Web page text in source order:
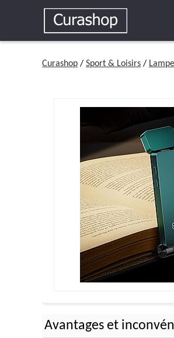
Curashop / Sport & Loisirs /
Avantages et